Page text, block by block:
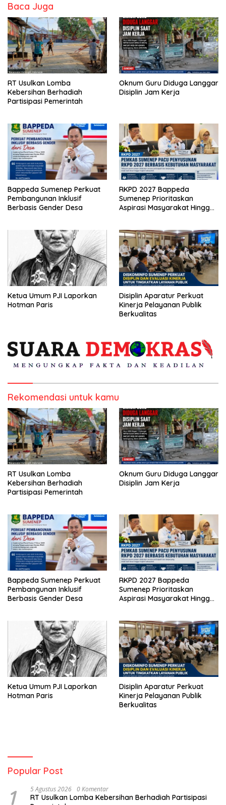
Baca Juga
RT Usulkan Lomba
Kebersihan Berhadiah
Partisipasi Pemerintah
Oknum Guru Diduga Langgar
Disiplin Jam Kerja
Bappeda Sumenep Perkuat
Pembangunan Inklusif
Berbasis Gender Desa
RKPD 2027 Bappeda
Sumenep Prioritaskan
Aspirasi Masyarakat Hingga
Ketua Umum PJI Laporkan
Hotman Paris
Disiplin Aparatur Perkuat
Kinerja Pelayanan Publik
Berkualitas
Rekomendasi untuk kamu
RT Usulkan Lomba
Kebersihan Berhadiah
Partisipasi Pemerintah
Oknum Guru Diduga Langgar
Disiplin Jam Kerja
Bappeda Sumenep Perkuat
Pembangunan Inklusif
Berbasis Gender Desa
RKPD 2027 Bappeda
Sumenep Prioritaskan
Aspirasi Masyarakat Hingga
Ketua Umum PJI Laporkan
Hotman Paris
Disiplin Aparatur Perkuat
Kinerja Pelayanan Publik
Berkualitas
Popular Post
1 5 Agustus 2026 0 Komentar
RT Usulkan Lomba Kebersihan Berhadiah Partisipasi